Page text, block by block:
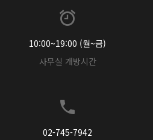
10:00~19:00 (월~금)
사무실 개방시간
02-745-7942